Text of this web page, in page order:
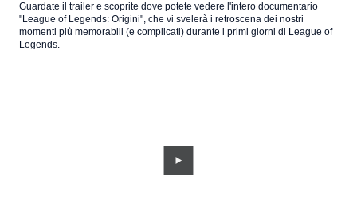
Guardate il trailer e scoprite dove potete vedere l'intero documentario
"League of Legends: Origini", che vi svelerà i retroscena dei nostri
momenti più memorabili (e complicati) durante i primi giorni di League of
Legends.